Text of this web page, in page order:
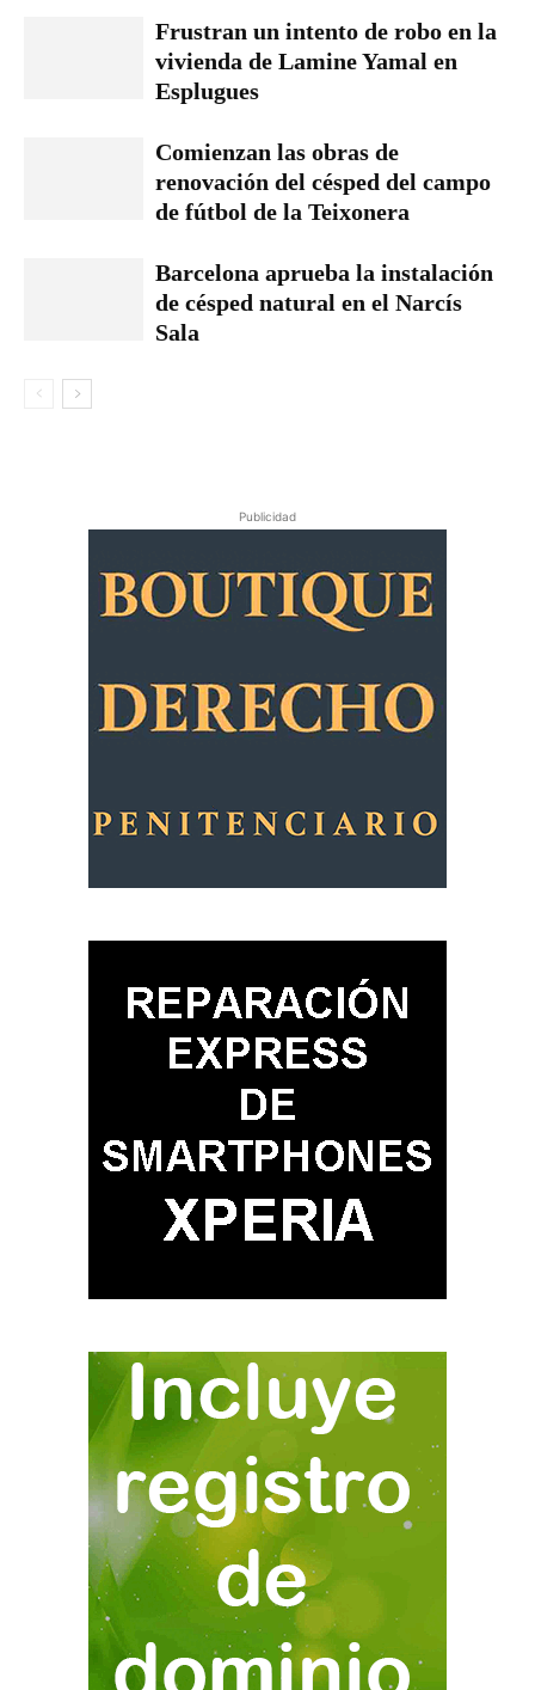
Frustran un intento de robo en la
vivienda de Lamine Yamal en
Esplugues
Comienzan las obras de
renovación del césped del campo
de fútbol de la Teixonera
Barcelona aprueba la instalación
de césped natural en el Narcís
Sala
Publicidad